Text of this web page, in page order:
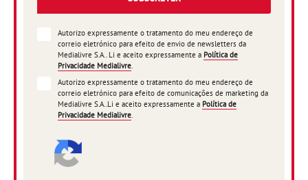
Autorizo expressamente o tratamento do meu endereço de
correio eletrónico para efeito de envio de newsletters da
Medialivre S.A.. Li e aceito expressamente a Política de
Privacidade Medialivre.
Autorizo expressamente o tratamento do meu endereço de
correio eletrónico para efeito de comunicações de marketing da
Medialivre S.A..Li e aceito expressamente a Política de
Privacidade Medialivre.